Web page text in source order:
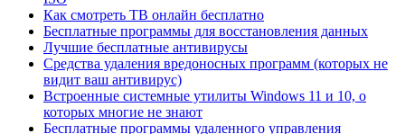
Как смотреть ТВ онлайн бесплатно
Бесплатные программы для восстановления данных
Лучшие бесплатные антивирусы
Средства удаления вредоносных программ (которых не
видит ваш антивирус)
Встроенные системные утилиты Windows 11 и 10, о
которых многие не знают
Бесплатные программы удаленного управления